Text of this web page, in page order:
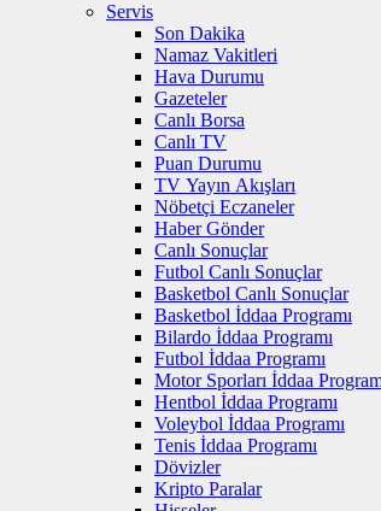
Servis
Son Dakika
Namaz Vakitleri
Hava Durumu
Gazeteler
Canlı Borsa
Canlı TV
Puan Durumu
TV Yayın Akışları
Nöbetçi Eczaneler
Haber Gönder
Canlı Sonuçlar
Futbol Canlı Sonuçlar
Basketbol Canlı Sonuçlar
Basketbol İddaa Programı
Bilardo İddaa Programı
Futbol İddaa Programı
Motor Sporları İddaa
Hentbol İddaa Programı
Voleybol İddaa Programı
Tenis İddaa Programı
Dövizler
Kripto Paralar